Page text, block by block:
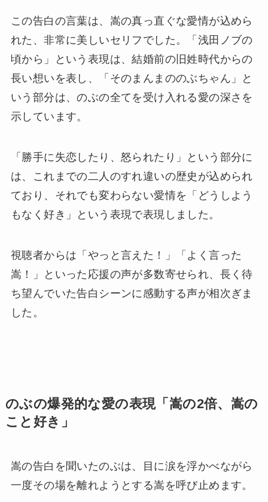
この告白の言葉は、嵩の真っ直ぐな愛情が込めら
れた、非常に美しいセリフでした。「浅田ノブの
頃から」という表現は、結婚前の旧姓時代からの
長い想いを表し、「そのまんまののぶちゃん」と
いう部分は、のぶの全てを受け入れる愛の深さを
示しています。
「勝手に失恋したり、怒られたり」という部分に
は、これまでの二人のすれ違いの歴史が込められ
ており、それでも変わらない愛情を「どうしよう
もなく好き」という表現で表現しました。
視聴者からは「やっと言えた！」「よく言った
嵩！」といった応援の声が多数寄せられ、長く待
ち望んでいた告白シーンに感動する声が相次ぎま
した。
のぶの爆発的な愛の表現「嵩の2倍、嵩の
こと好き」
嵩の告白を聞いたのぶは、目に涙を浮かべながら
一度その場を離れようとする嵩を呼び止めます。